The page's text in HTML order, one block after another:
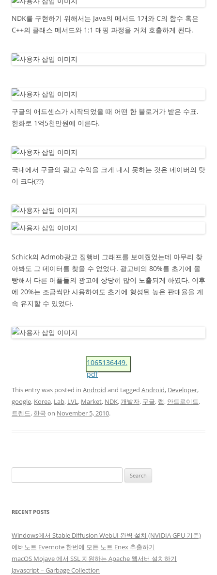
NDK를 구현하기 위해서는 Java의 메서드 1개와 C의 함수 혹은
C++의 클래스 메서드와 1:1 매핑 과정을 거쳐 호출하게 된다.
구글의 애드센스가 시작되었을 때 어떤 한 블로거가 받은 수표.
한화로 1억5천만원에 이른다.
국내에서 구글의 광고 수익을 크게 내지 못하는 것은 네이버의 탓
이 크다(??)
Schick의 Admob광고 집행비 그래프를 보여줬었는데 아무리 찾
아봐도 그 데이터를 찾을 수 없었다. 광고비의 80%를 초기에 몰
빵해서 다른 어플들의 광고에 상당히 많이 노출되게 하였다. 이후
에 20%는 조금씩만 사용하여도 초기에 형성된 높은 판매율을 계
속 유지할 수 있었다.
1065136449.
pdf
This entry was posted in Android and tagged Android, Developer,
google, Korea, Lab, LVL, Market, NDK,개발자, 구글, 랩, 안드로이드,
트렌드, 한국 on November 5, 2010.
for:
RECENT POSTS
Windows에서 Stable Diffusion WebUI 완벽 설치 (NVIDIA GPU 기준)
에버노트 Evernote 한번에 모든 노트 Enex 추출하기
macOS Mojave 에서 SSL 지원하는 Apache 웹서버 설치하기
Javascript – Garbage Collection